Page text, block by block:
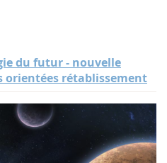
du futur - nouvelle
orientées rétablissement